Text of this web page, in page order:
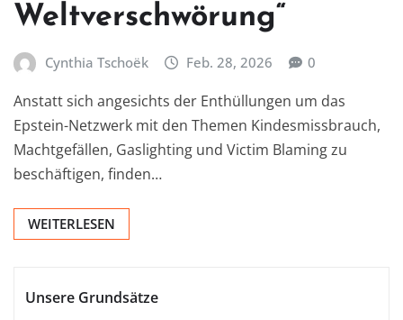
Weltverschwörung“
Cynthia Tschoëk Feb. 28, 2026 0
Anstatt sich angesichts der Enthüllungen um das
Epstein-Netzwerk mit den Themen Kindesmissbrauch,
Machtgefällen, Gaslighting und Victim Blaming zu
beschäftigen, finden…
WEITERLESEN
Unsere Grundsätze